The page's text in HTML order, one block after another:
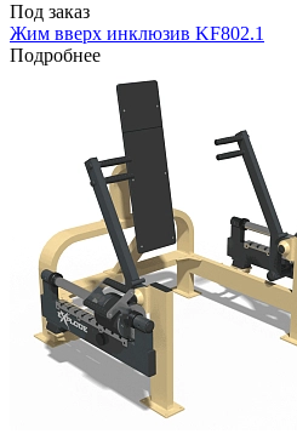
Под заказ
Жим вверх инклюзив KF802.1
Подробнее